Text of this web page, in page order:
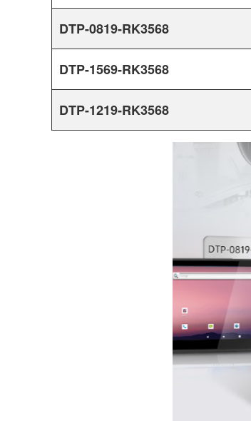
DTP-0819-RK3568
DTP-1569-RK3568
DTP-1219-RK3568